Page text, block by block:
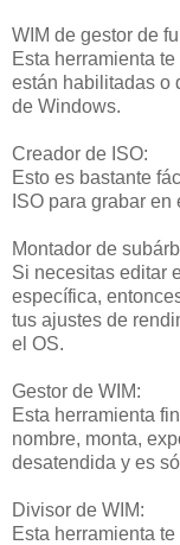
WIM de gestor de
Esta herramienta
están habilitadas o
de Windows.
Creador de ISO:
Esto es bastante
ISO para grabar en
Montador de
Si necesitas editar
específica,
tus ajustes de
el OS.
Gestor de WIM:
Esta herramienta
nombre, monta,
desatendida y es
Divisor de WIM:
Esta herramienta